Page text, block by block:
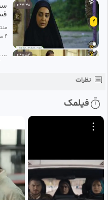
2
0:47:38
4 سال پیش
0:45:54
4
5
0:45:41
نظرات
فیلمک